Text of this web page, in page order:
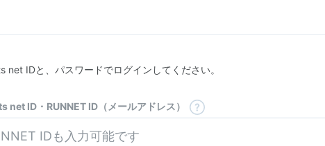
net IDと、パスワードでログインしてください。
net ID・RUNNET ID（メールアドレス）